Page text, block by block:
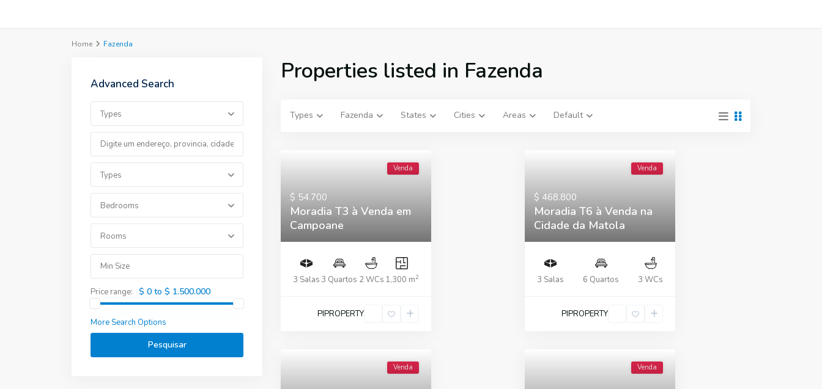
Home Fazenda
Properties listed in Fazenda
Types Fazenda States Cities Areas Default
Venda
$ 54.700
Moradia T3 à Venda em
Campoane
3 Salas 3 Quartos 2 WCs 1,300 m2
PIPROPERTY
Venda
$ 468.800
Moradia T6 à Venda na
Cidade da Matola
3 Salas 6 Quartos 3 WCs
PIPROPERTY
Venda Venda
Advanced Search
Types
Types
Bedrooms
Rooms
Price range: $ 0 to $ 1.500.000
More Search Options
Pesquisar